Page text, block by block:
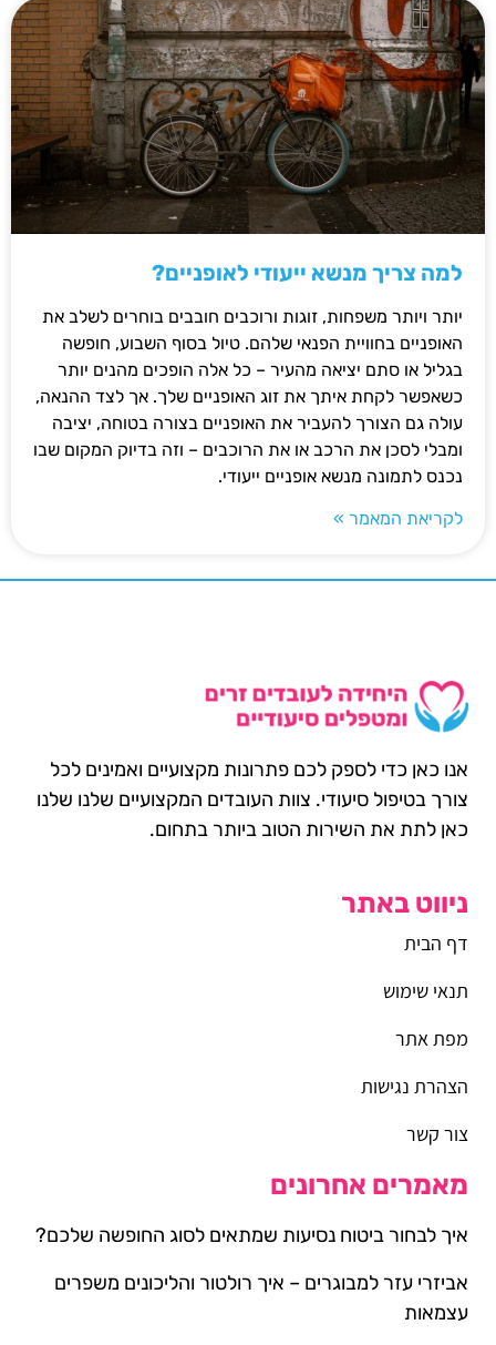
למה צריך מנשא ייעודי לאופניים?
יותר ויותר משפחות, זוגות ורוכבים חובבים בוחרים לשלב את
האופניים בחוויית הפנאי שלהם. טיול בסוף השבוע, חופשה
בגליל או סתם יציאה מהעיר – כל אלה הופכים מהנים יותר
כשאפשר לקחת איתך את זוג האופניים שלך. אך לצד ההנאה,
עולה גם הצורך להעביר את האופניים בצורה בטוחה, יציבה
ומבלי לסכן את הרכב או את הרוכבים – וזה בדיוק המקום שבו
נכנס לתמונה מנשא אופניים ייעודי.
לקריאת המאמר »
אנו כאן כדי לספק לכם פתרונות מקצועיים ואמינים לכל
צורך בטיפול סיעודי. צוות העובדים המקצועיים שלנו שלנו
כאן לתת את השירות הטוב ביותר בתחום.
ניווט באתר
דף הבית
תנאי שימוש
מפת אתר
הצהרת נגישות
צור קשר
מאמרים אחרונים
איך לבחור ביטוח נסיעות שמתאים לסוג החופשה שלכם?
אביזרי עזר למבוגרים – איך רולטור והליכונים משפרים
עצמאות